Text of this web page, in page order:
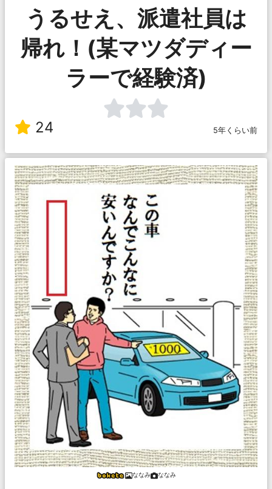
うるせえ、派遣社員は
帰れ！(某マツダディー
ラーで経験済)
24 5年くらい前
ななみ ななみ